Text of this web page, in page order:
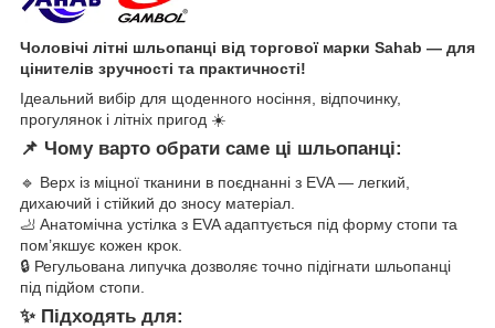
Чоловічі літні шльопанці від торгової марки Sahab — для
цінителів зручності та практичності!
Ідеальний вибір для щоденного носіння, відпочинку,
прогулянок і літніх пригод ☀️
📌 Чому варто обрати саме ці шльопанці:
🔹 Верх із міцної тканини в поєднанні з EVA — легкий,
дихаючий і стійкий до зносу матеріал.
🦶 Анатомічна устілка з EVA адаптується під форму стопи та
пом’якшує кожен крок.
🔒 Регульована липучка дозволяє точно підігнати шльопанці
під підйом стопи.
✨ Підходять для: